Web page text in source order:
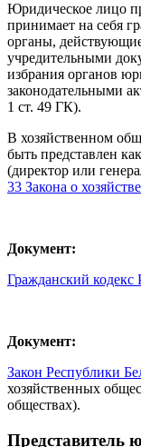
Юридическое лицо
принимает на себя
органы,
учредительными
избрания органов
законодательными
1 ст. 49 ГК).
В хозяйственном
быть представлен
(директор или
33 Закона о
Документ:
Гражданский кодекс
Документ:
Закон Республики
хозяйственных
обществах).
Представитель